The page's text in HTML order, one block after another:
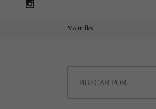
Molinillos